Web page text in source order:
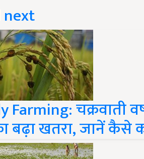
next
Farming: चक्रवाती
बढ़ा खतरा, जानें कैसे